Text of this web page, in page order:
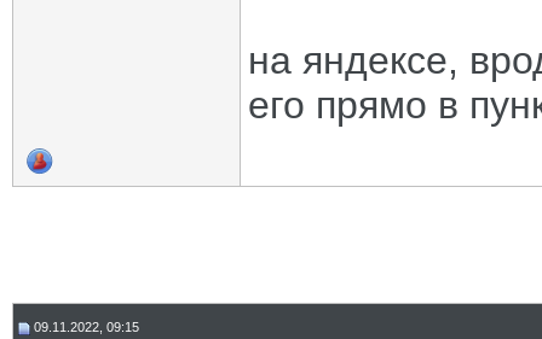
на яндексе,
его прямо в
09.11.2022, 09:15